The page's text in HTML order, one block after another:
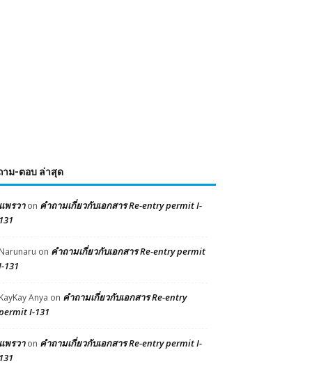
าม-ตอบ ล่าสุด
แพรวาon คำถามเกี่ยวกับเอกสาร Re-entry permit I-
131
Narunaru on คำถามเกี่ยวกับเอกสาร Re-entry permit
131
KayKay Anya on คำถามเกี่ยวกับเอกสาร Re-entry
I-131
แพรวาon คำถามเกี่ยวกับเอกสาร Re-entry permit I-
131